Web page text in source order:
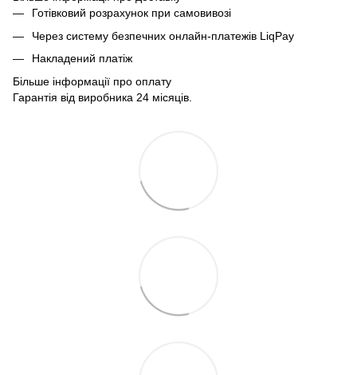
Готівковий розрахунок при самовивозі
Через систему безпечних онлайн-платежів LiqPay
Накладений платіж
Більше інформації про оплату
Гарантія від виробника 24 місяців.